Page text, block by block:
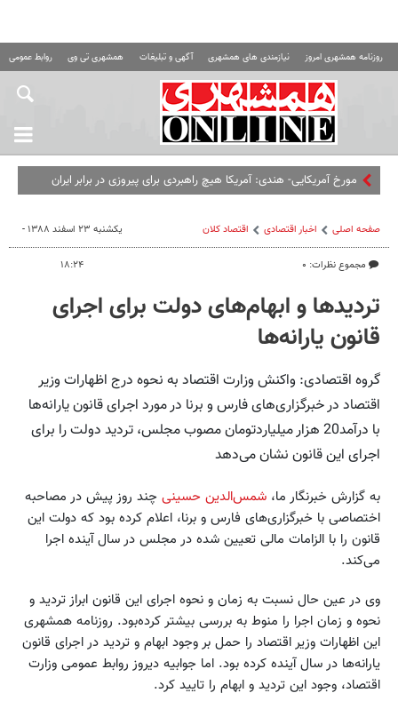
روزنامه همشهری امروز نیازمندی های همشهری آگهی و تبلیغات همشهری تی وی روابط عمومی
مورخ آمریکایی- هندی: آمریکا هیچ راهبردی برای پیروزی در برابر ایران
صفحه اصلی اخبار اقتصادی اقتصاد كلان
مجموع نظرات: ۰
یکشنبه ۲۳ اسفند ۱۳۸۸ -
۱۸:۲۴
تردیدها و ابهام‌های دولت برای اجرای
قانون یارانه‌ها
گروه اقتصادی: واکنش وزارت اقتصاد به نحوه درج اظهارات وزیر
اقتصاد در خبرگزار‌ی‌های فارس و برنا در مورد اجرای قانون یارانه‌ها
با درآمد20 هزار میلیاردتومان مصوب مجلس‌، تردید دولت را برای
اجرای این قانون نشان می‌دهد
به گزارش خبرنگار ما، شمس‌الدین حسینی چند روز پیش در مصاحبه
اختصاصی با خبرگزاری‌های فارس و برنا، اعلام کرده بود که دولت این
قانون را با الزامات مالی تعیین شده در مجلس در سال آینده اجرا
می‌کند.
وی در عین حال نسبت به زمان و نحوه اجرای این قانون ابراز تردید و
نحوه و زمان اجرا را منوط به بررسی بیشتر کرده‌بود. روزنامه همشهری
این اظهارات وزیر اقتصاد را حمل بر وجود ابهام و تردید در اجرای قانون
یارانه‌ها در سال آینده کرده بود. اما جوابیه دیروز روابط عمومی وزارت
اقتصاد، وجود این تردید و ابهام را تایید کرد.